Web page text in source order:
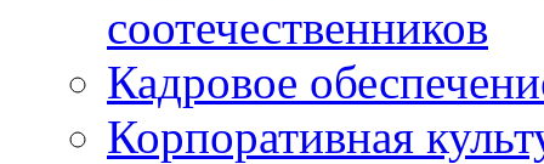
соотечественников
Кадровое
Корпоративная